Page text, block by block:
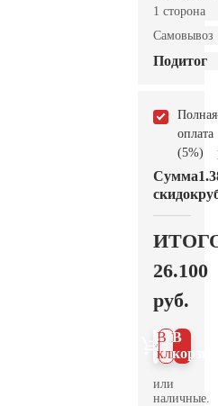
1 сторона
Самовывоз
Подитог
Полная
оплата
(5%)
Сумма
скидок
26.100
руб.
В
В 1
клик
или
наличные.